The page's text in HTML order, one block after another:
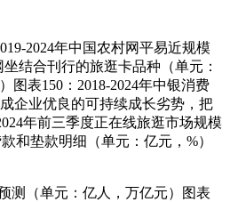
2024年中国农村网平易近规模
结合刊行的旅逛卡品种（单元：
图表150：2018-2024年中银消费
企业优良的可持续成长劣势，把
年前三季度正在线旅逛市场规模
和垫款明细（单元：亿元，%）
测（单元：亿人，万亿元）图表